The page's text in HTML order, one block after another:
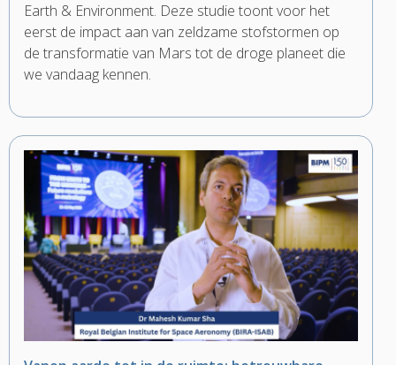
Earth & Environment. Deze studie toont voor het
eerst de impact aan van zeldzame stofstormen op
de transformatie van Mars tot de droge planeet die
we vandaag kennen.